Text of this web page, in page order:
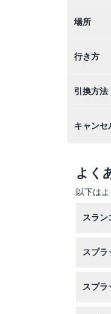
場所
行き方
引換方法
キャンセ
よく
以下は
スラン
園し
スプラ
来園
スプラ